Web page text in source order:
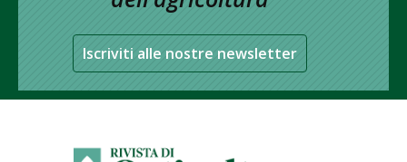
Iscriviti alle nostre newsletter